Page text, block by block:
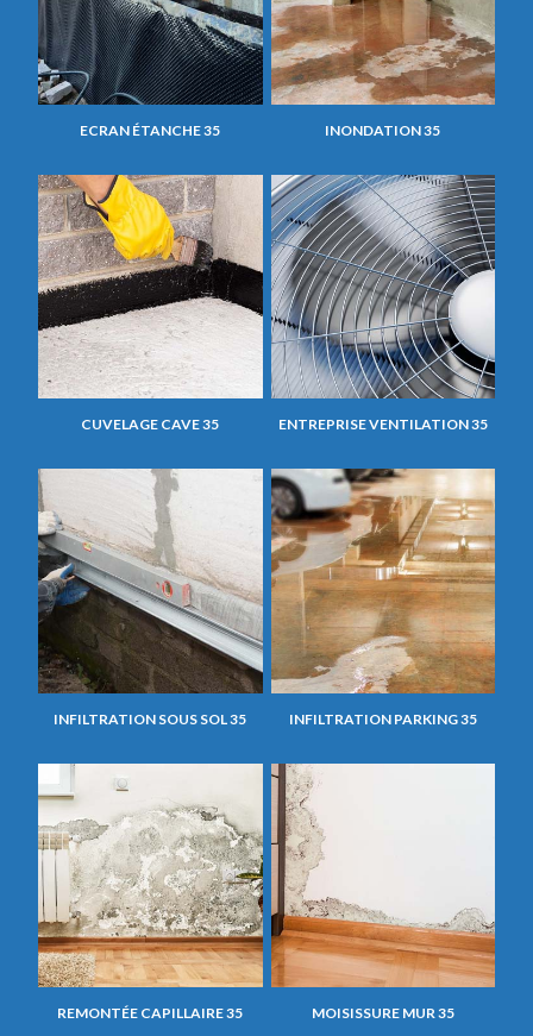
ECRAN ÉTANCHE 35 INONDATION 35
CUVELAGE CAVE 35 ENTREPRISE VENTILATION 35
INFILTRATION SOUS SOL 35 INFILTRATION PARKING 35
REMONTÉE CAPILLAIRE 35 MOISISSURE MUR 35